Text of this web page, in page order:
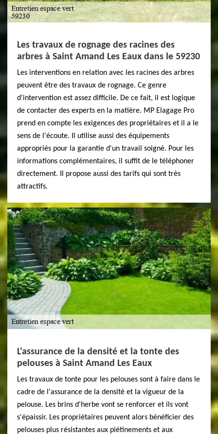
Les travaux de rognage des racines des
arbres à Saint Amand Les Eaux dans le 59230
Les interventions en relation avec les racines des arbres
peuvent être des travaux de rognage. Ce genre
d'intervention est assez difficile. De ce fait, il est logique
de contacter des experts en la matière. MP Elagage Pro
prend en compte les exigences des propriétaires et il a le
sens de l'écoute. Il utilise aussi des équipements
appropriés pour la garantie d'un travail soigné. Pour les
informations complémentaires, il suffit de le téléphoner
directement. Il propose aussi des tarifs qui sont très
attractifs.
L'assurance de la densité et la tonte des
pelouses à Saint Amand Les Eaux
Les travaux de tonte pour les pelouses sont à faire dans le
cadre de l'assurance de la densité et la vigueur de la
pelouse. Les brins d'herbe vont se renforcer et ils vont
s'épaissir. Les propriétaires peuvent alors bénéficier des
pelouses plus résistantes aux piétinements et aux